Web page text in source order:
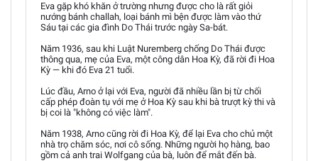
Eva gặp khó khăn ở trường nhưng được cho là rất giỏi
nướng bánh challah, loại bánh mì bện được làm vào thứ
Sáu tại các gia đình Do Thái trước ngày Sa-bát.
Năm 1936, sau khi Luật Nuremberg chống Do Thái được
thông qua, mẹ của Eva, một công dân Hoa Kỳ, đã rời đi Hoa
Kỳ — khi đó Eva 21 tuổi.
Lúc đầu, Arno ở lại với Eva, người đã nhiều lần bị từ chối
cấp phép đoàn tụ với mẹ ở Hoa Kỳ sau khi bà trượt kỳ thi và
bị coi là "không có việc làm".
Năm 1938, Arno cũng rời đi Hoa Kỳ, để lại Eva cho chủ một
nhà trọ chăm sóc, nơi cô sống. Những người họ hàng, bao
gồm cả anh trai Wolfgang của bà, luôn để mắt đến bà.